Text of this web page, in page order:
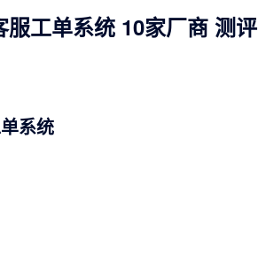
工单系统 10家厂商 测评
系统